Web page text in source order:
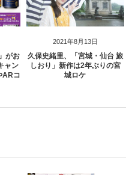
がお
ャン
ARコ
2021年8月13日
久保史緒里、「宮城・仙台 旅
しおり」新作は2年ぶりの宮
城ロケ